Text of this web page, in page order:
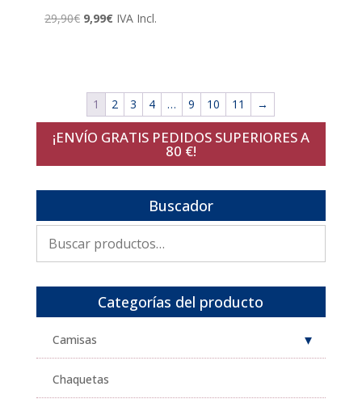
29,90€ El
29,90€.
9,99€El
9,99€.
IVA Incl.
1 2 3 4 … 9 10 11 →
¡ENVÍO GRATIS PEDIDOS SUPERIORES A
80 €!
Buscador
por:
Categorías del producto
Camisas
Chaquetas